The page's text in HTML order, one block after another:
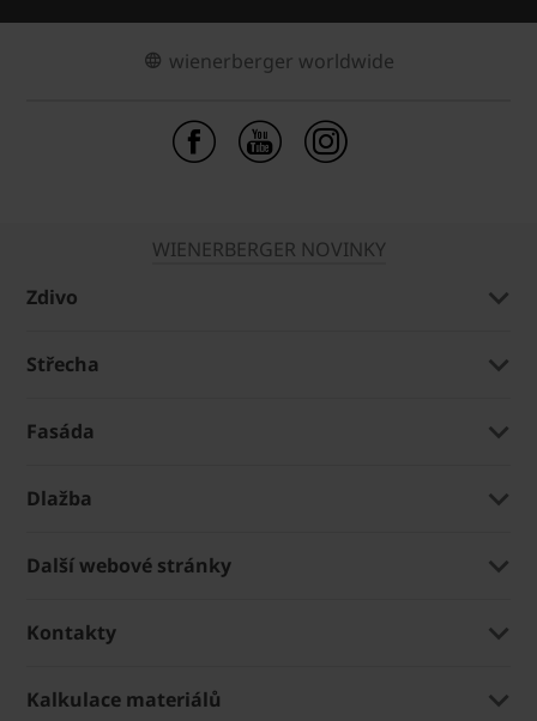
wienerberger worldwide
WIENERBERGER NOVINKY
Zdivo
Střecha
Fasáda
Dlažba
Další webové stránky
Kontakty
Kalkulace materiálů